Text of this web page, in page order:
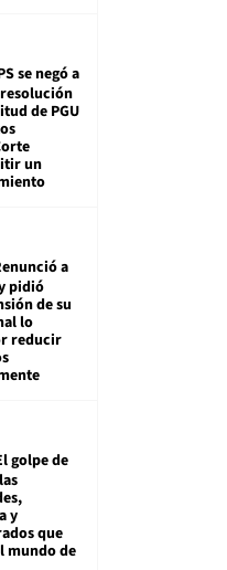
se negó a
de PGU
un
a
pidió
de su
lo
reducir
golpe de
y
que
mundo de